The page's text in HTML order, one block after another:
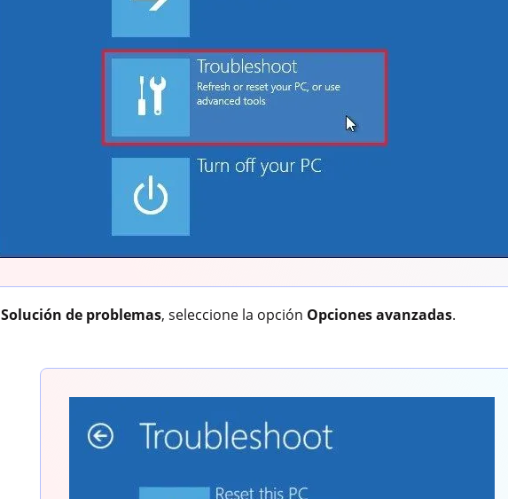
Solución de problemas, seleccione la opción Opciones avanzadas.